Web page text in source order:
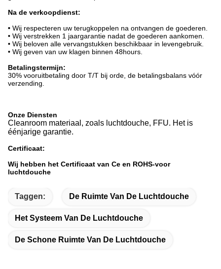
Na de verkoopdienst:
• Wij respecteren uw terugkoppelen na ontvangen de goederen.
• Wij verstrekken 1 jaargarantie nadat de goederen aankomen.
• Wij beloven alle vervangstukken beschikbaar in levengebruik.
• Wij geven van uw klagen binnen 48hours.
Betalingstermijn:
30% vooruitbetaling door T/T bij orde, de betalingsbalans vóór
verzending.
Onze Diensten
Cleanroom materiaal, zoals luchtdouche, FFU. Het is
éénjarige garantie.
Certificaat:
Wij hebben het Certificaat van Ce en ROHS-voor
luchtdouche
Taggen: De Ruimte Van De Luchtdouche
Het Systeem Van De Luchtdouche
De Schone Ruimte Van De Luchtdouche